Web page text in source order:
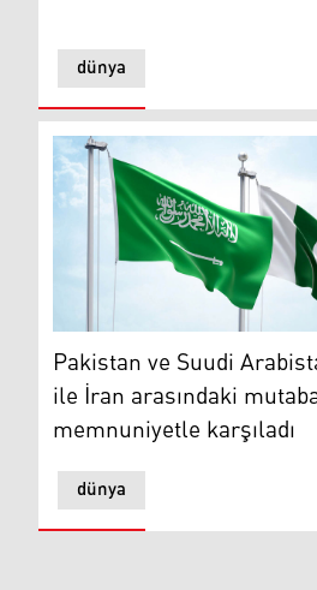
dünya
Pakistan ve Suudi Arabistan
dünya
Pakistan ve Suudi
ile İran arasındaki
memnuniyetle karşıladı